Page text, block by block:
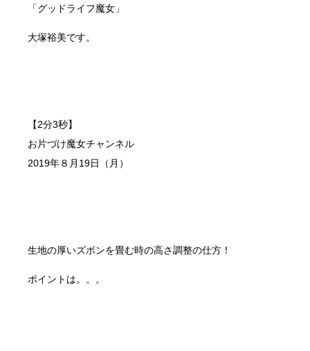
「グッドライフ魔女」
大塚裕美です。
【2分3秒】
お片づけ魔女チャンネル
2019年８月19日（月）
生地の厚いズボンを畳む時の高さ調整の仕方！
ポイントは。。。